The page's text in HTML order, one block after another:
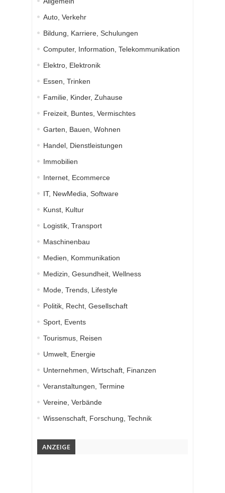
Auto, Verkehr
Bildung, Karriere, Schulungen
Computer, Information, Telekommunikation
Elektro, Elektronik
Essen, Trinken
Familie, Kinder, Zuhause
Freizeit, Buntes, Vermischtes
Garten, Bauen, Wohnen
Handel, Dienstleistungen
Immobilien
Internet, Ecommerce
IT, NewMedia, Software
Kunst, Kultur
Logistik, Transport
Maschinenbau
Medien, Kommunikation
Medizin, Gesundheit, Wellness
Mode, Trends, Lifestyle
Politik, Recht, Gesellschaft
Sport, Events
Tourismus, Reisen
Umwelt, Energie
Unternehmen, Wirtschaft, Finanzen
Veranstaltungen, Termine
Vereine, Verbände
Wissenschaft, Forschung, Technik
ANZEIGE